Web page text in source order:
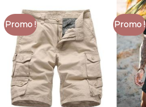
Promo ! Promo !